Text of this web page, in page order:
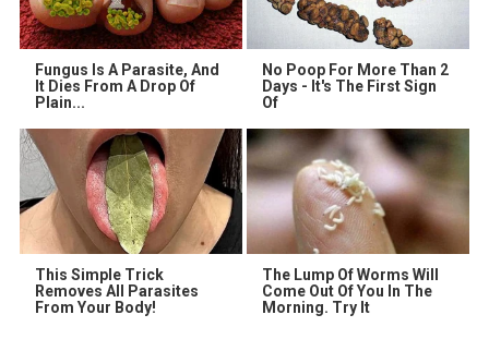
Fungus Is A Parasite, And
It Dies From A Drop Of
Plain...
No Poop For More Than 2
Days - It's The First Sign
Of
This Simple Trick
Removes All Parasites
From Your Body!
The Lump Of Worms Will
Come Out Of You In The
Morning. Try It